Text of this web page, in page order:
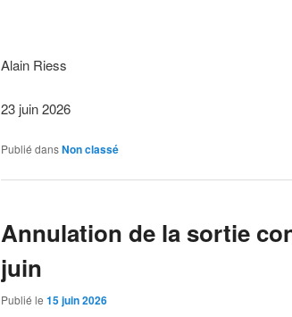
Alain Riess
23 juin 2026
Publié dansNon classé
Annulation de la sortie
juin
Publié le 15 juin 2026